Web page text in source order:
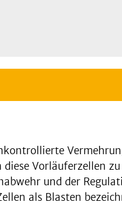
Vorläuferzellen
und der
als Blasten